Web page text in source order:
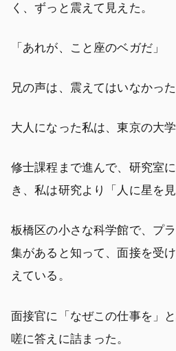
く、ずっと震えて見えた。
「あれが、こと座のベガだ」
兄の声は、震えてはいなかった
大人になった私は、東京の大
修士課程まで進んで、研究室
き、私は研究より「人に星を
板橋区の小さな科学館で、プ
集があると知って、面接を受
えている。
面接官に「なぜこの仕事を」
嗟に答えに詰まった。